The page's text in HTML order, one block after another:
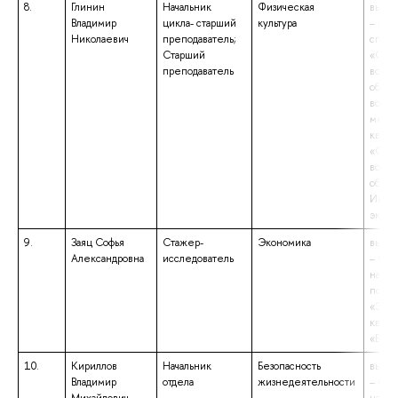
8.
Глинин
Владимир
Николаевич
Начальник
цикла- старший
преподаватель;
Старший
преподаватель
Физическая
культура
–
9.
Заяц Софья
Александровна
Стажер-
исследователь
Экономика
–
10.
Кириллов
Владимир
Начальник
отдела
Безопасность
жизнедеятельности
–